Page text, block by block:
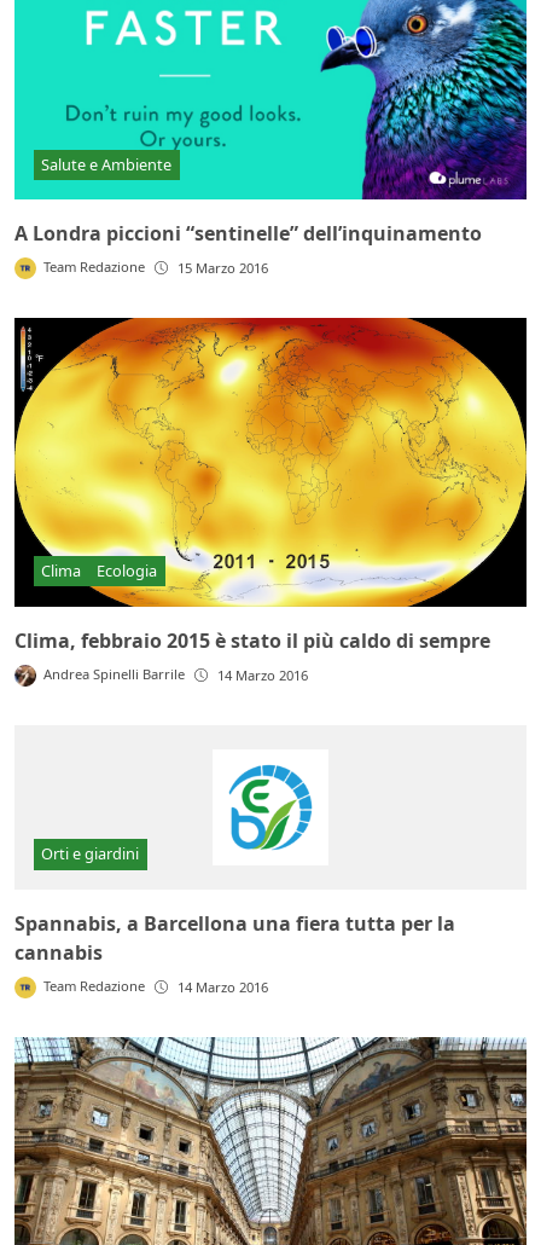
Salute e Ambiente
A Londra piccioni “sentinelle” dell’inquinamento
Team Redazione 15 Marzo 2016
Clima Ecologia
Clima, febbraio 2015 è stato il più caldo di sempre
Andrea Spinelli Barrile 14 Marzo 2016
Orti e giardini
Spannabis, a Barcellona una fiera tutta per la
cannabis
Team Redazione 14 Marzo 2016